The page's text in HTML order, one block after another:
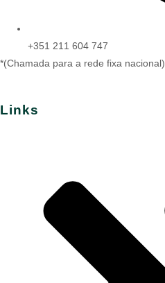
+351 211 604 747
*(Chamada para a rede fixa nacional)
Links